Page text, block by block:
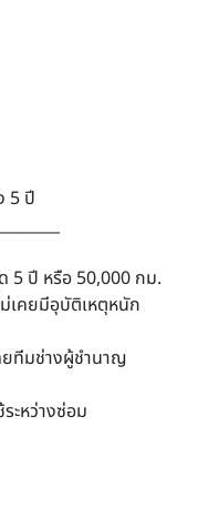
5 ปี
5 ปี หรือ 50,000 กม.
ม่เคยมีอุบัติเหตุหนัก
ยทีมช่างผู้ชำนาญ
ะหว่างซ่อม